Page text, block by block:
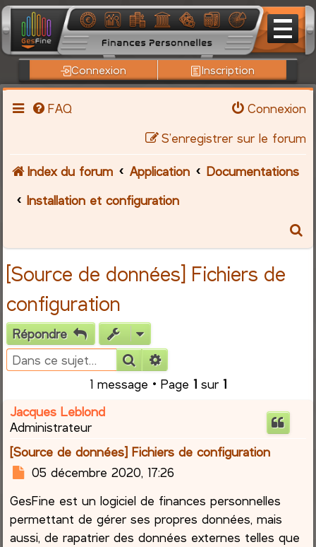
Connexion Inscription
FAQ
Connexion
S’enregistrer sur le forum
Index du forum Application
Documentations
Installation et configuration
[Source de données] Fichiers de
configuration
Répondre
Rechercher
1 message • Page 1 sur 1
Jacques Leblond
Administrateur
[Source de données] Fichiers de configuration
M
s
s
a
05 décembre 2020, 17:26
GesFine est un logiciel de finances personnelles
permettant de gérer ses propres données, mais
aussi, de rapatrier des données externes telles que